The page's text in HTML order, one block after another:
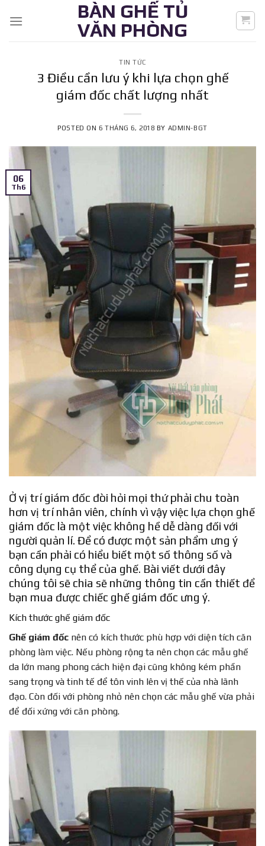
BÀN GHẾ TỦ
VĂN PHÒNG
TIN TỨC
3 Điều cần lưu ý khi lựa chọn ghế
giám đốc chất lượng nhất
POSTED ON 6 THÁNG 6, 2018 BY ADMIN-BGT
06
Th6
Ở vị trí giám đốc đòi hỏi mọi thứ phải chu toàn
hơn vị trí nhân viên, chính vì vậy việc lựa chọn ghế
giám đốc là một việc không hề dễ dàng đối với
người quản lí. Để có được một sản phẩm ưng ý
bạn cần phải có hiểu biết một số thông số và
công dụng cụ thể của ghế. Bài viết dưới đây
chúng tôi sẽ chia sẽ những thông tin cần thiết để
bạn mua được chiếc ghế giám đốc ưng ý.
Kích thước ghế giám đốc
Ghế giám đốc nên có kích thước phù hợp với diện tích căn
phòng làm việc. Nếu phòng rộng ta nên chọn các mẫu ghế
da lớn mang phong cách hiện đại cũng không kém phần
sang trọng và tinh tế để tôn vinh lên vị thế của nhà lãnh
đạo. Còn đối với phòng nhỏ nên chọn các mẫu ghế vừa phải
để đối xứng với căn phòng.